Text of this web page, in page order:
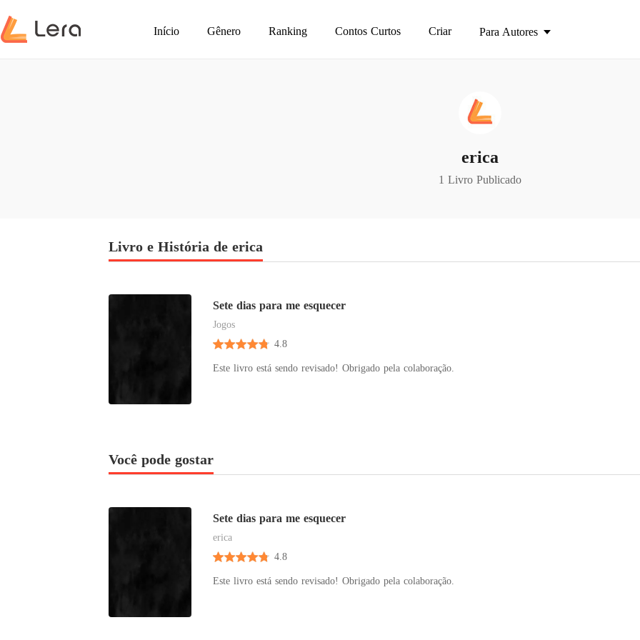
Início Gênero Ranking Contos Curtos Criar Para Autores
erica
1 Livro Publicado
Livro e História de erica
Sete dias para me esquecer
Jogos
4.8
Este livro está sendo revisado! Obrigado pela colaboração.
Você pode gostar
Sete dias para me esquecer
erica
4.8
Este livro está sendo revisado! Obrigado pela colaboração.